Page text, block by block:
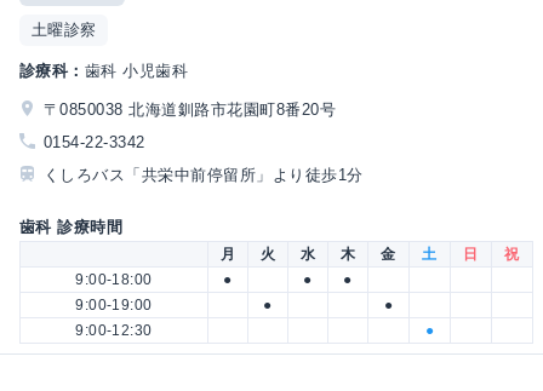
土曜診察
診療科： 歯科 小児歯科
〒0850038 北海道釧路市花園町8番20号
0154-22-3342
くしろバス「共栄中前停留所」より徒歩1分
歯科 診療時間
月 火 水 木 金 土 日
祝
9:00-18:00
● ●
●
9:00-19:00
●
●
9:00-12:30
●